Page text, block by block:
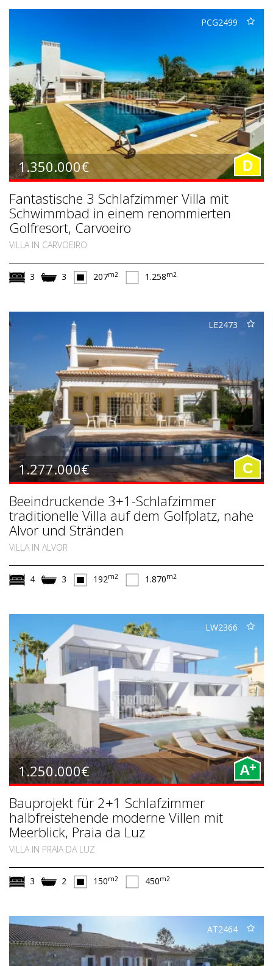
PCG2499
1.350.000€ D
Fantastische 3 Schlafzimmer Villa mit
Schwimmbad in einem renommierten
Golfresort, Carvoeiro
VILLA IN CARVOEIRO
3 3 207m2 1.258m2
LE2473
1.277.000€ C
Beeindruckende 3+1-Schlafzimmer
traditionelle Villa auf dem Golfplatz, nahe
Alvor und Stränden
VILLA IN ALVOR
4 3 192m2 1.870m2
LW2366
1.250.000€ A+
Bauprojekt für 2+1 Schlafzimmer
halbfreistehende moderne Villen mit
Meerblick, Praia da Luz
VILLA IN PRAIA DA LUZ
3 2 150m2 450m2
AT2464